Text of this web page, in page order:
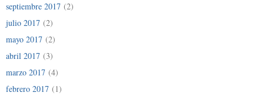
septiembre 2017 (2)
julio 2017 (2)
mayo 2017 (2)
abril 2017 (3)
marzo 2017 (4)
febrero 2017 (1)